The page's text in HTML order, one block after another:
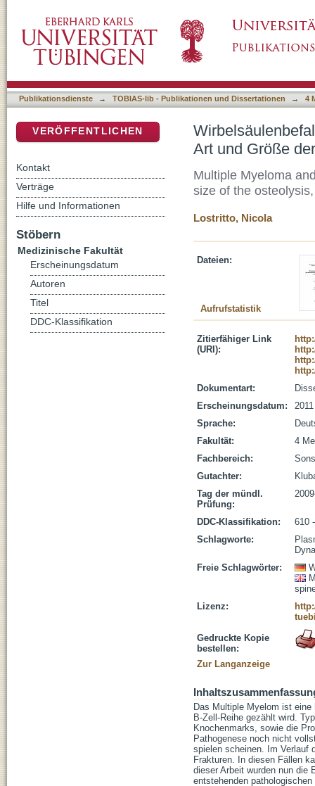
Osteolysen, sowie dem Frakturrisiko
Publikationsdienste → TOBIAS-lib - Publikationen und Dissertationen → 4
Art und Größe
Multiple Myeloma
size of the
Lostritto, Nicola
Dateien:
Aufrufstatistik
Zitierfähiger Link
(URI):
Dokumentart:
Erscheinungsdatum:
2011
Sprache:
Fakultät:
4
Fachbereich:
Gutachter:
Tag der mündl.
Prüfung:
DDC-Klassifikation:
610
Schlagworte:
Freie Schlagwörter:
Lizenz:
Gedruckte Kopie
bestellen:
Zur Langanzeige
Das Multiple Myelom ist eine
B-Zell-Reihe gezählt wird.
Knochenmarks, sowie die
Pathogenese noch nicht
spielen scheinen. Im Verlauf
Frakturen. In diesen Fällen
dieser Arbeit wurden nun die
entstehenden
VERÖFFENTLICHEN
Kontakt
Verträge
Hilfe und Informationen
Stöbern
Medizinische Fakultät
Erscheinungsdatum
Autoren
Titel
DDC-Klassifikation